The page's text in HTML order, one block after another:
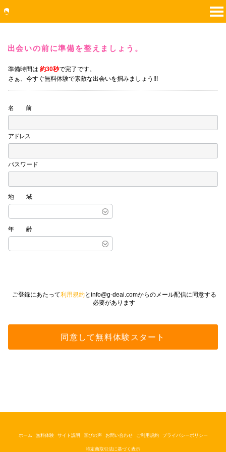
出会いの前に準備を整えましょう。
準備時間は 約30秒で完了です。
さぁ、今すぐ無料体験で素敵な出会いを掴みましょう!!!
名 前
アドレス
パスワード
地域
年齢
ご登録にあたって利用規約とinfo@g-deai.comからのメール配信に同意する
必要があります
ホーム 無料体験 サイト説明 喜びの声 お問い合わせ ご利用規約 プライバシーポリシー
特定商取引法に基づく表示